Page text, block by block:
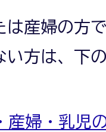
は産婦の方
い方は、下
産婦・乳児